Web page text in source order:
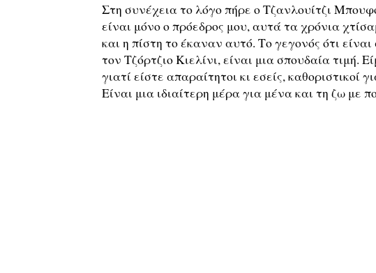
Στη συνέχεια το λόγο πήρε ο Τζανλουίτζι
είναι μόνο ο πρόεδρος μου, αυτά τα χρόνια
και η πίστη το έκαναν αυτό. Το γεγονός ότι
τον Τζόρτζιο Κιελίνι, είναι μια σπουδαία τιμή.
γιατί είστε απαραίτητοι κι εσείς,
Είναι μια ιδιαίτερη μέρα για μένα και τη ζω με